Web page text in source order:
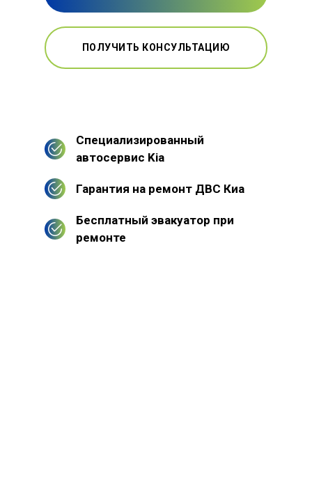
ПОЛУЧИТЬ КОНСУЛЬТАЦИЮ
Специализированный
автосервис Kia
Гарантия на ремонт ДВС Киа
Бесплатный эвакуатор при
ремонте